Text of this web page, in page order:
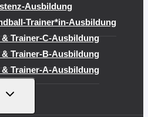
Ausbildung
Trainer*in-Ausbildung
Trainer-C-Ausbildung
& Trainer-B-Ausbildung
& Trainer-A-Ausbildung
UNTERMENÜ